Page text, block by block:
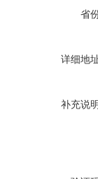
省
详细地
补充说